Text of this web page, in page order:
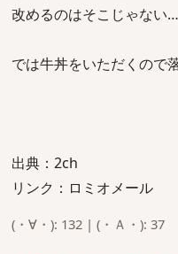
改めるのはそこじゃない…
では牛丼をいただくので
出典：2ch
リンク：ロミオメール
(・∀・): 132 | (・Ａ・): 37